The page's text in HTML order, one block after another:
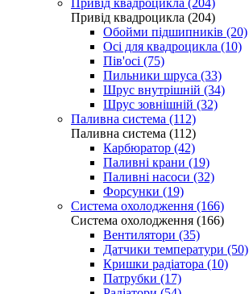
Привід квадроцикла (204)
Привід квадроцикла (204)
Обойми підшипників (20)
Осі для квадроцикла (10)
Пів'осі (75)
Пильники шруса (33)
Шрус внутрішній (34)
Шрус зовнішній (32)
Паливна система (112)
Паливна система (112)
Карбюратор (42)
Паливні крани (19)
Паливні насоси (32)
Форсунки (19)
Система охолодження (166)
Система охолодження (166)
Вентилятори (35)
Датчики температури (50)
Кришки радіатора (10)
Патрубки (17)